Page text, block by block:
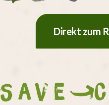
Direkt zum
Save